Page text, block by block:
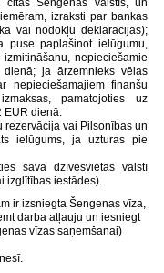
izraksti par bankas
vai nodokļu deklarācijas);
puse paplašinot ielūgumu,
nepieciešamie
ja ārzemnieks vēlas
nepieciešamajiem finanšu
pamatojoties uz
dienā.
rezervācija vai Pilsonības un
ielūgums, ja uzturas pie
savā dzīvesvietas valstī
izglītības iestādes).
ir izsniegta Šengenas vīza,
darba atļauju un iesniegt
vīzas saņemšanai)